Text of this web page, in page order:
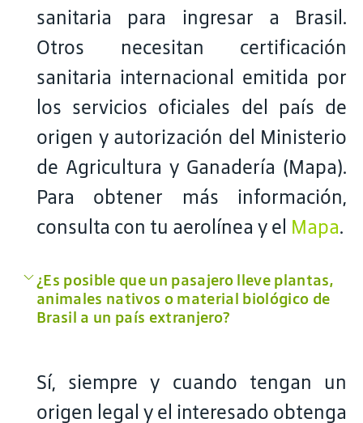
sanitaria para ingresar a Brasil.
Otros necesitan certificación
sanitaria internacional emitida por
los servicios oficiales del país de
origen y autorización del Ministerio
de Agricultura y Ganadería (Mapa).
Para obtener más información,
consulta con tu aerolínea y el Mapa.
¿Es posible que un pasajero lleve plantas,
animales nativos o material biológico de
Brasil a un país extranjero?
Sí, siempre y cuando tengan un
origen legal y el interesado obtenga